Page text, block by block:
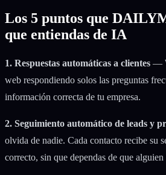
Los 5 puntos que
que entiendas de IA
1. Respuestas automáticas a clientes —
web respondiendo solos las preguntas
información correcta de tu empresa.
2. Seguimiento automático de leads y
olvida de nadie. Cada contacto recibe su
correcto, sin que dependas de que